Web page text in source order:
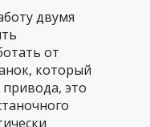
двумя
от
который
это